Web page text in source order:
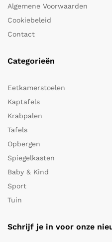
Algemene Voorwaarden
Cookiebeleid
Contact
Categorieën
Eetkamerstoelen
Kaptafels
Krabpalen
Tafels
Opbergen
Spiegelkasten
Baby & Kind
Sport
Tuin
Schrijf je in voor onze